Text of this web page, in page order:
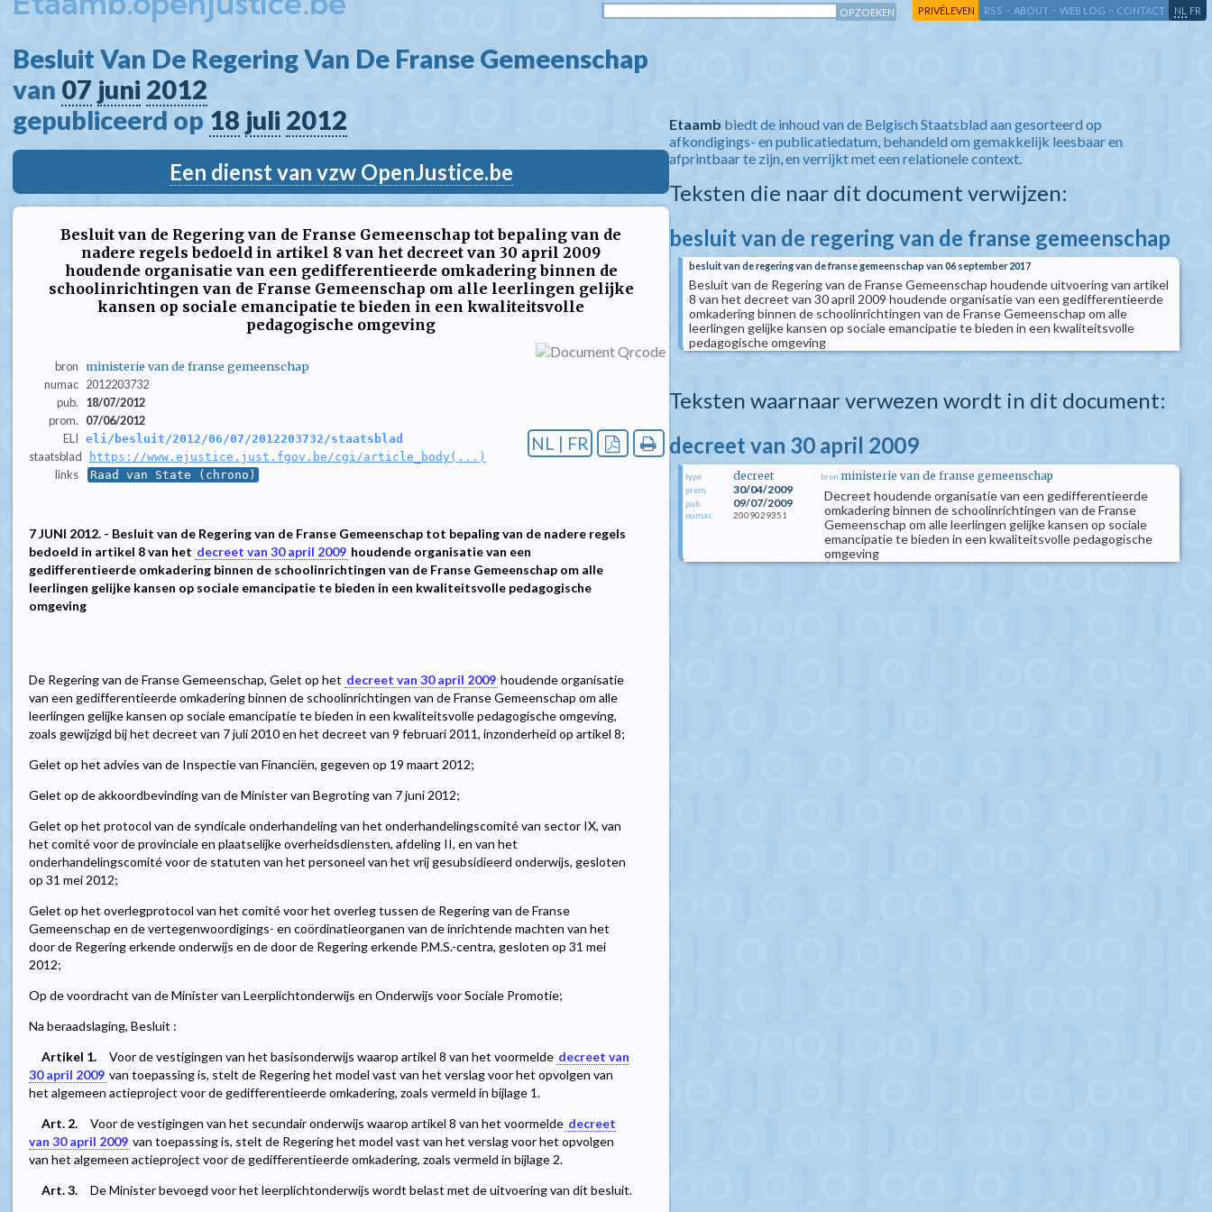
PRIVÉLEVEN RSS - ABOUT - WEB LOG - CONTACT NL FR
Besluit Van De Regering Van De Franse Gemeenschap
van 07 juni 2012
gepubliceerd op 18 juli 2012
Een dienst van vzw OpenJustice.be
Besluit van de Regering van de Franse Gemeenschap tot bepaling van de
nadere regels bedoeld in artikel 8 van het decreet van 30 april 2009
houdende organisatie van een gedifferentieerde omkadering binnen de
schoolinrichtingen van de Franse Gemeenschap om alle leerlingen gelijke
kansen op sociale emancipatie te bieden in een kwaliteitsvolle
pedagogische omgeving
bron ministerie van de franse gemeenschap
numac 2012203732
pub.
18/07/2012
prom.
07/06/2012
ELI eli/besluit/2012/06/07/2012203732/staatsblad
staatsblad https://www.ejustice.just.fgov.be/cgi/article_body(...)
links Raad van State (chrono)
NL | FR
7 JUNI 2012. - Besluit van de Regering van de Franse Gemeenschap tot bepaling van de nadere regels
bedoeld in artikel 8 van het decreet van 30 april 2009 houdende organisatie van een
gedifferentieerde omkadering binnen de schoolinrichtingen van de Franse Gemeenschap om alle
leerlingen gelijke kansen op sociale emancipatie te bieden in een kwaliteitsvolle pedagogische
omgeving
De Regering van de Franse Gemeenschap, Gelet op het decreet van 30 april 2009 houdende organisatie
van een gedifferentieerde omkadering binnen de schoolinrichtingen van de Franse Gemeenschap om alle
leerlingen gelijke kansen op sociale emancipatie te bieden in een kwaliteitsvolle pedagogische omgeving,
zoals gewijzigd bij het decreet van 7 juli 2010 en het decreet van 9 februari 2011, inzonderheid op artikel 8;
Gelet op het advies van de Inspectie van Financiën, gegeven op 19 maart 2012;
Gelet op de akkoordbevinding van de Minister van Begroting van 7 juni 2012;
Gelet op het protocol van de syndicale onderhandeling van het onderhandelingscomité van sector IX, van
het comité voor de provinciale en plaatselijke overheidsdiensten, afdeling II, en van het
onderhandelingscomité voor de statuten van het personeel van het vrij gesubsidieerd onderwijs, gesloten
op 31 mei 2012;
Gelet op het overlegprotocol van het comité voor het overleg tussen de Regering van de Franse
Gemeenschap en de vertegenwoordigings- en coördinatieorganen van de inrichtende machten van het
door de Regering erkende onderwijs en de door de Regering erkende P.M.S.-centra, gesloten op 31 mei
2012;
Op de voordracht van de Minister van Leerplichtonderwijs en Onderwijs voor Sociale Promotie;
Na beraadslaging, Besluit :
Artikel 1.
Voor de vestigingen van het basisonderwijs waarop artikel 8 van het voormelde decreet van
30 april 2009 van toepassing is, stelt de Regering het model vast van het verslag voor het opvolgen van
het algemeen actieproject voor de gedifferentieerde omkadering, zoals vermeld in bijlage 1.
Art. 2.
Voor de vestigingen van het secundair onderwijs waarop artikel 8 van het voormelde decreet
van 30 april 2009 van toepassing is, stelt de Regering het model vast van het verslag voor het opvolgen
van het algemeen actieproject voor de gedifferentieerde omkadering, zoals vermeld in bijlage 2.
Art. 3.
De Minister bevoegd voor het leerplichtonderwijs wordt belast met de uitvoering van dit besluit.
Etaamb biedt de inhoud van de Belgisch Staatsblad aan gesorteerd op
afkondigings- en publicatiedatum, behandeld om gemakkelijk leesbaar en
afprintbaar te zijn, en verrijkt met een relationele context.
Teksten die naar dit document verwijzen:
besluit van de regering van de franse gemeenschap
besluit van de regering van de franse gemeenschap van 06 september 2017
Besluit van de Regering van de Franse Gemeenschap houdende uitvoering van artikel
8 van het decreet van 30 april 2009 houdende organisatie van een gedifferentieerde
omkadering binnen de schoolinrichtingen van de Franse Gemeenschap om alle
leerlingen gelijke kansen op sociale emancipatie te bieden in een kwaliteitsvolle
pedagogische omgeving
Teksten waarnaar verwezen wordt in dit document:
decreet van 30 april 2009
type decreet
prom. 30/04/2009
pub. 09/07/2009
numac 2009029351
bron ministerie van de franse gemeenschap
Decreet houdende organisatie van een gedifferentieerde
omkadering binnen de schoolinrichtingen van de Franse
Gemeenschap om alle leerlingen gelijke kansen op sociale
emancipatie te bieden in een kwaliteitsvolle pedagogische
omgeving